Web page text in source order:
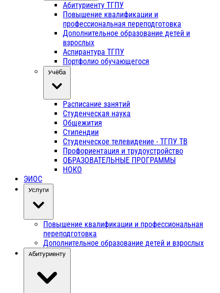
Абитуриенту ТГПУ
Повышение квалификации и
профессиональная переподготовка
Дополнительное образование детей и
взрослых
Аспирантура ТГПУ
Портфолио обучающегося
Учёба
Расписание занятий
Студенческая наука
Общежития
Стипендии
Студенческое телевидение - ТГПУ ТВ
Профориентация и трудоустройство
ОБРАЗОВАТЕЛЬНЫЕ ПРОГРАММЫ
НОКО
ЭИОС
Услуги
Повышение квалификации и профессиональная
переподготовка
Дополнительное образование детей и взрослых
Абитуриенту